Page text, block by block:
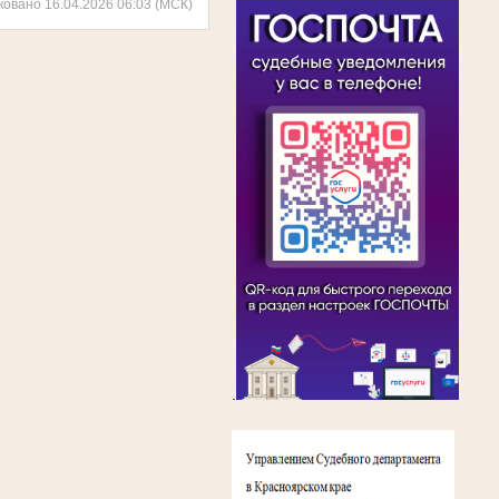
16.04.2026 06:03 (МСК)